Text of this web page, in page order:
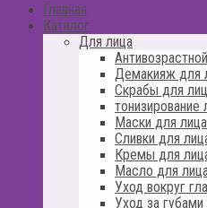
Главная
Каталог
Для лица
Демакияж для
Скрабы для
тонизирование
Маски для лица
Сливки для
Кремы для
Масло для
Уход вокруг
Уход за губами